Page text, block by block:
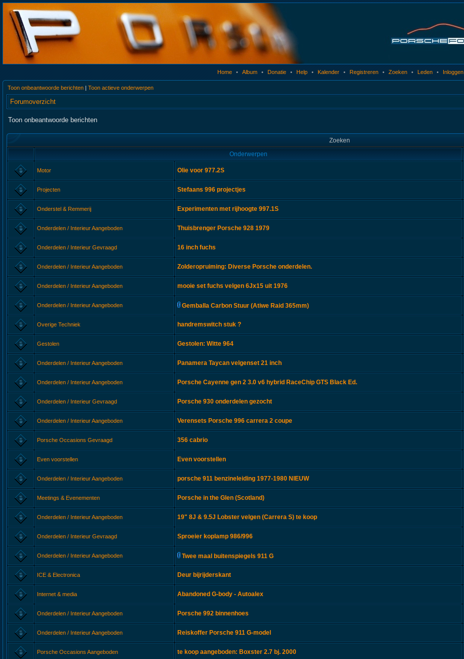
Home • Album • Donatie • Help • Kalender • Registreren • Zoeken • Leden • Inloggen
Toon onbeantwoorde berichten | Toon actieve onderwerpen
Forumoverzicht
Toon onbeantwoorde berichten
Zoeken
Onderwerpen
Motor Olie voor 977.2S
Projecten Stefaans 996 projectjes
Onderstel & Remmerij Experimenten met rijhoogte 997.1S
Onderdelen / Interieur Aangeboden Thuisbrenger Porsche 928 1979
Onderdelen / Interieur Gevraagd 16 inch fuchs
Onderdelen / Interieur Aangeboden Zolderopruiming: Diverse Porsche onderdelen.
Onderdelen / Interieur Aangeboden mooie set fuchs velgen 6Jx15 uit 1976
Onderdelen / Interieur Aangeboden Gemballa Carbon Stuur (Atiwe Raid 365mm)
Overige Techniek handremswitch stuk ?
Gestolen Gestolen: Witte 964
Onderdelen / Interieur Aangeboden Panamera Taycan velgenset 21 inch
Onderdelen / Interieur Aangeboden Porsche Cayenne gen 2 3.0 v6 hybrid RaceChip GTS Black Ed.
Onderdelen / Interieur Gevraagd Porsche 930 onderdelen gezocht
Onderdelen / Interieur Aangeboden Verensets Porsche 996 carrera 2 coupe
Porsche Occasions Gevraagd 356 cabrio
Even voorstellen Even voorstellen
Onderdelen / Interieur Aangeboden porsche 911 benzineleiding 1977-1980 NIEUW
Meetings & Evenementen Porsche in the Glen (Scotland)
Onderdelen / Interieur Aangeboden 19" 8J & 9.5J Lobster velgen (Carrera S) te koop
Onderdelen / Interieur Gevraagd Sproeier koplamp 986/996
Onderdelen / Interieur Aangeboden Twee maal buitenspiegels 911 G
ICE & Electronica Deur bijrijderskant
Internet & media Abandoned G-body - Autoalex
Onderdelen / Interieur Aangeboden Porsche 992 binnenhoes
Onderdelen / Interieur Aangeboden Reiskoffer Porsche 911 G-model
Porsche Occasions Aangeboden te koop aangeboden: Boxster 2.7 bj. 2000